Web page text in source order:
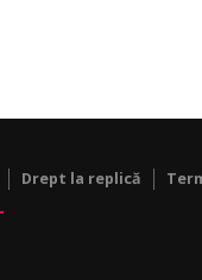
Drept la replică